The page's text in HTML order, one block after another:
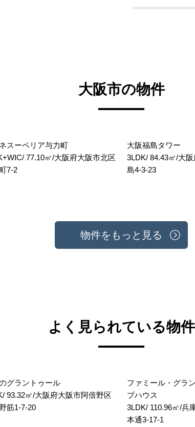
大阪市の物件
スーペリア与力町
77.10㎡/大阪府大阪市北区
7-2
大阪福島タワー
3LDK/ 84.43㎡/大
島4-3-23
物件をもっと見る
よく見られている物件
グラントゥール
93.32㎡/大阪府大阪市阿倍野区
筋1-7-20
ファミール・グラ
ブハウス
3LDK/ 110.96㎡/兵
本通3-17-1